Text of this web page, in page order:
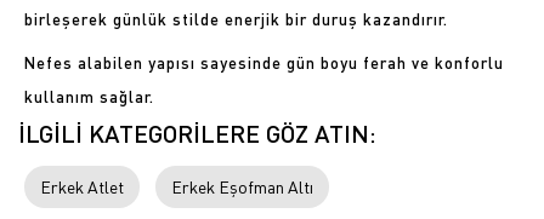
birleşerek günlük stilde enerjik bir duruş kazandırır.
Nefes alabilen yapısı sayesinde gün boyu ferah ve konforlu
kullanım sağlar.
İLGİLİ KATEGORİLERE GÖZ ATIN:
Erkek Atlet Erkek Eşofman Altı